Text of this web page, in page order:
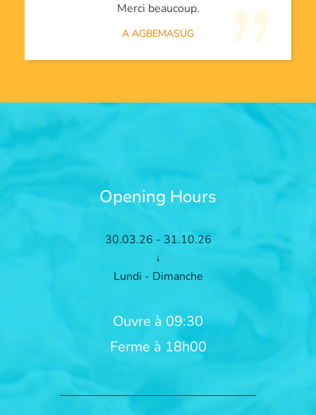
Merci beaucoup.
A AGBEMASUG
Opening Hours
30.03.26 - 31.10.26
↓
Lundi - Dimanche
Ouvre à 09:30
Ferme à 18h00